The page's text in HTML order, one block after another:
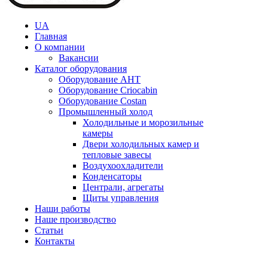
UA
Главная
О компании
Вакансии
Каталог оборудования
Оборудование AHT
Оборудование Criocabin
Оборудование Costan
Промышленный холод
Холодильные и морозильные
камеры
Двери холодильных камер и
тепловые завесы
Воздухоохладители
Конденсаторы
Централи, агрегаты
Щиты управления
Наши работы
Наше производство
Статьи
Контакты